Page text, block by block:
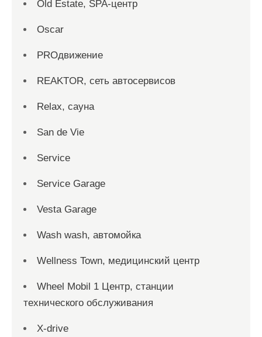
Old Estate, SPA-центр
Oscar
PROдвижение
REAKTOR, сеть автосервисов
Relax, сауна
San dе Vie
Service
Service Garage
Vesta Garage
Wash wash, автомойка
Wellness Town, медицинский центр
Wheel Mobil 1 Центр, станции
технического обслуживания
X-drive